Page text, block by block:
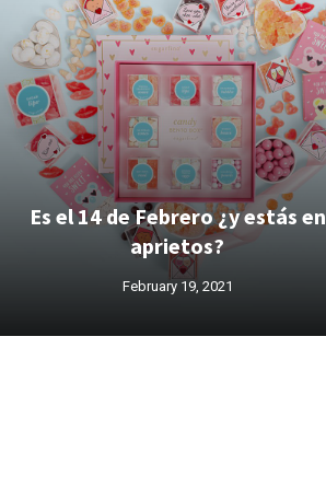
Es el 14 de Febrero ¿y estás en
aprietos?
February 19, 2021